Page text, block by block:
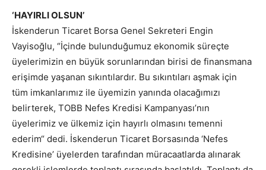
‘HAYIRLI OLSUN’
İskenderun Ticaret Borsa Genel Sekreteri Engin
Vayisoğlu, “İçinde bulunduğumuz ekonomik süreçte
üyelerimizin en büyük sorunlarından birisi de finansmana
erişimde yaşanan sıkıntılardır. Bu sıkıntıları aşmak için
tüm imkanlarımız ile üyemizin yanında olacağımızı
belirterek, TOBB Nefes Kredisi Kampanyası’nın
üyelerimiz ve ülkemiz için hayırlı olmasını temenni
ederim“ dedi. İskenderun Ticaret Borsasında ‘Nefes
Kredisine’ üyelerden tarafından müracaatlarda alınarak